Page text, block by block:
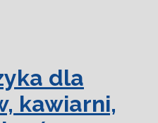
dla
kawiarni,